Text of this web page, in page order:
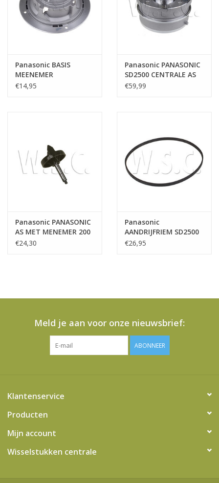
Panasonic BASIS
MEENEMER
€14,95
Panasonic PANASONIC
SD2500 CENTRALE AS
€59,99
Panasonic PANASONIC
AS MET MENEMER 200
serie
€24,30
Panasonic
AANDRIJFRIEM SD2500
€26,95
Meld je aan voor onze nieuwsbrief:
ABONNEER
Klantenservice
Producten
Mijn account
Wisselstukken centrale